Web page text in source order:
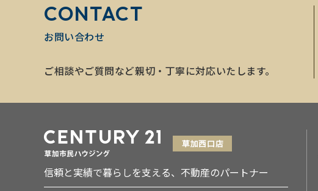
CONTACT
お問い合わせ
ご相談やご質問など親切・丁寧に対応いたします。
信頼と実績で暮らしを支える、不動産のパートナー